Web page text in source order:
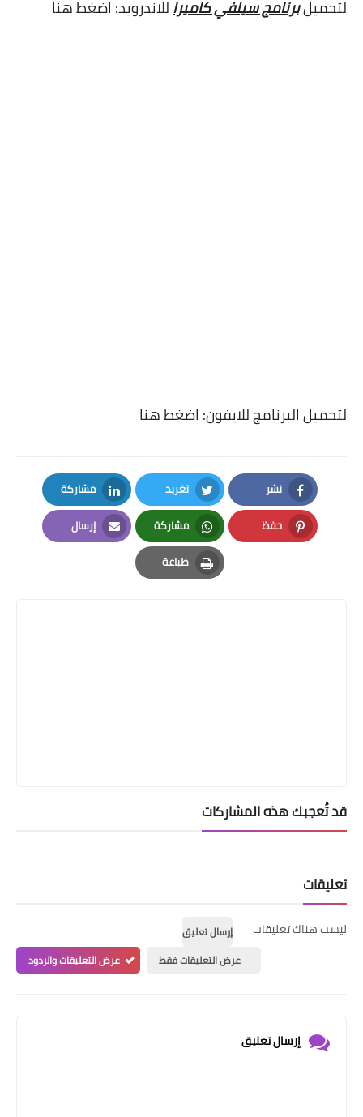
لتحميلبرنامج سيلفي كاميراللاندرويد: اضغط هنا
لتحميل البرنامج للايفون: اضغط هنا
نشر
Facebook
تغريد
Twitter
مشاركة
LinkedIn
حفظ
Pinterest
مشاركة
Whatsapp
إرسال
Email
طباعة
Print
قد تُعجبك هذه المشاركات
تعليقات
ليست هناك تعليقات
إرسال تعليق
عرض التعليقات فقط
عرض التعليقات والردود
إرسال تعليق